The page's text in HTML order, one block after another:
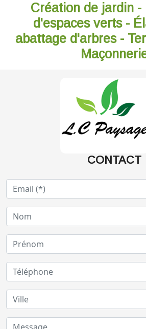
Création de jardin -
d'espaces verts -
abattage d'arbres -
CONTACT